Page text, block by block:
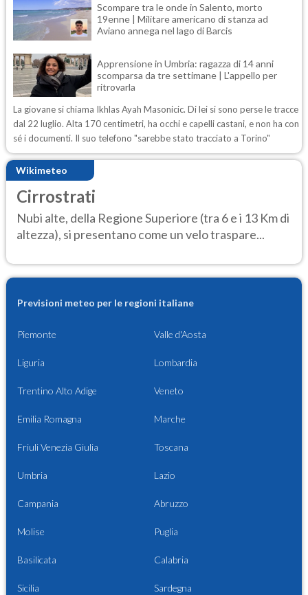
Scompare tra le onde in Salento, morto
19enne | Militare americano di stanza ad
Aviano annega nel lago di Barcis
Apprensione in Umbria: ragazza di 14 anni
scomparsa da tre settimane | L'appello per
ritrovarla
La giovane si chiama Ikhlas Ayah Masonicic. Di lei si sono perse le tracce
dal 22 luglio. Alta 170 centimetri, ha occhi e capelli castani, e non ha con
sé i documenti. Il suo telefono "sarebbe stato tracciato a Torino"
Wikimeteo
Cirrostrati
Nubi alte, della Regione Superiore (tra 6 e i 13 Km di
altezza), si presentano come un velo traspare...
Previsioni meteo per le regioni italiane
Piemonte Valle d'Aosta
Liguria Lombardia
Trentino Alto Adige Veneto
Emilia Romagna Marche
Friuli Venezia Giulia Toscana
Umbria Lazio
Campania Abruzzo
Molise Puglia
Basilicata Calabria
Sicilia Sardegna